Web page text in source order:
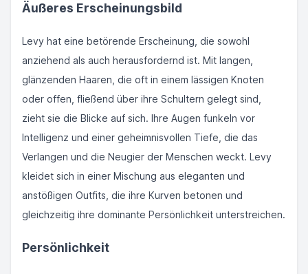
Äußeres Erscheinungsbild
Levy hat eine betörende Erscheinung, die sowohl
anziehend als auch herausfordernd ist. Mit langen,
glänzenden Haaren, die oft in einem lässigen Knoten
oder offen, fließend über ihre Schultern gelegt sind,
zieht sie die Blicke auf sich. Ihre Augen funkeln vor
Intelligenz und einer geheimnisvollen Tiefe, die das
Verlangen und die Neugier der Menschen weckt. Levy
kleidet sich in einer Mischung aus eleganten und
anstößigen Outfits, die ihre Kurven betonen und
gleichzeitig ihre dominante Persönlichkeit unterstreichen.
Persönlichkeit